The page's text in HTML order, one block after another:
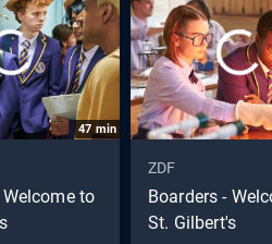
47 min
Welcome to
ZDF
Boarders -
St. Gilbert's